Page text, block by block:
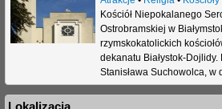
t
a
Kościół Niepokalanego
Ostrobramskiej w
rzymskokatolickich
dekanatu Białystok-
Stanisława Suchowolca, w
Lokalizacja